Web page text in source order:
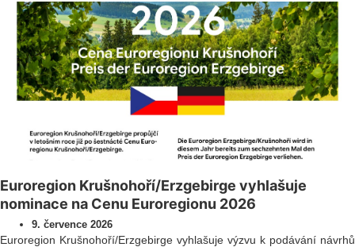
Euroregion Krušnohoří/Erzgebirge vyhlašuje
nominace na Cenu Euroregionu 2026
9. července 2026
Euroregion Krušnohoří/Erzgebirge vyhlašuje výzvu k podávání návrhů